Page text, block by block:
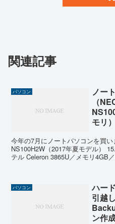
関連記事
パソコン
ノー
（
モリ）
今年の7月にノートパソコンを買
NS100H2W（2017年夏モデル）
テル Celeron 3865U／メモリ4GB
パソコン
ハー
引越
ン作